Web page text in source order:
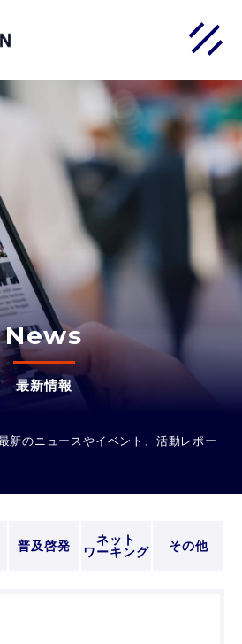
News
最新情報
新のニュースやイベント、活動レポー
普及啓発
ネット
ワーキング
その他